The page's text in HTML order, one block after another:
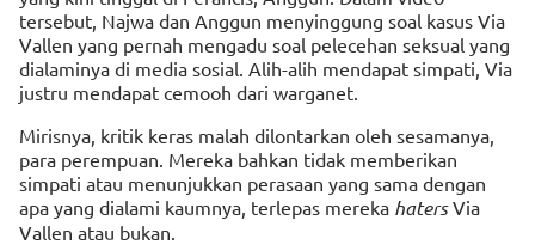
tersebut, Najwa dan Anggun menyinggung soal kasus Via
Vallen yang pernah mengadu soal pelecehan seksual yang
dialaminya di media sosial. Alih-alih mendapat simpati, Via
justru mendapat cemooh dari warganet.
Mirisnya, kritik keras malah dilontarkan oleh sesamanya,
para perempuan. Mereka bahkan tidak memberikan
simpati atau menunjukkan perasaan yang sama dengan
apa yang dialami kaumnya, terlepas mereka hatersVia
Vallen atau bukan.